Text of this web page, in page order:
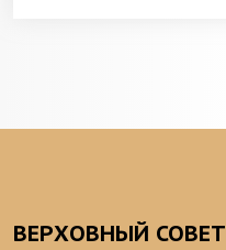
ВЕРХОВНЫЙ СОВЕТ